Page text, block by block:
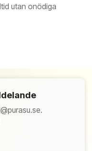
utan onödiga